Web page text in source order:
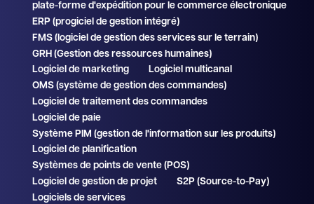
plate-forme d'expédition pour le commerce électronique
ERP (progiciel de gestion intégré)
FMS (logiciel de gestion des services sur le terrain)
GRH (Gestion des ressources humaines)
Logiciel de marketing
Logiciel multicanal
OMS (système de gestion des commandes)
Logiciel de traitement des commandes
Logiciel de paie
Système PIM (gestion de l'information sur les produits)
Logiciel de planification
Systèmes de points de vente (POS)
Logiciel de gestion de projet
S2P (Source-to-Pay)
Logiciels de services